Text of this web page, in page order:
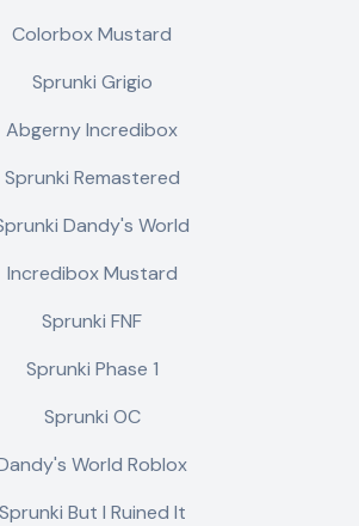
Colorbox Mustard
Sprunki Grigio
Abgerny Incredibox
Sprunki Remastered
Dandy's World
Incredibox Mustard
Sprunki FNF
Sprunki Phase 1
Sprunki OC
World Roblox
Sprunki But I Ruined It